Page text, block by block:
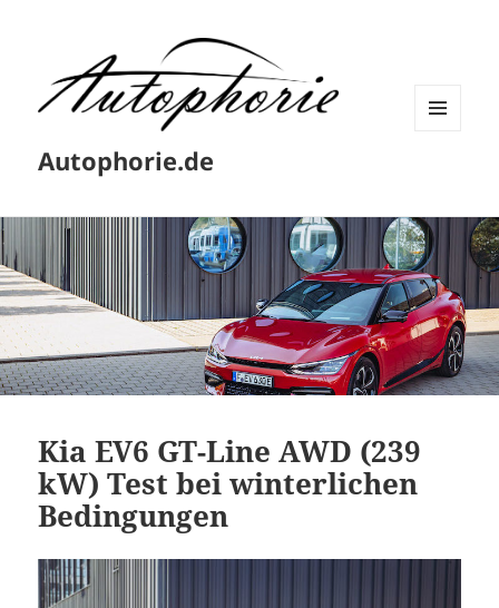
Autophorie.de
Kia EV6 GT-Line AWD (239
kW) Test bei winterlichen
Bedingungen